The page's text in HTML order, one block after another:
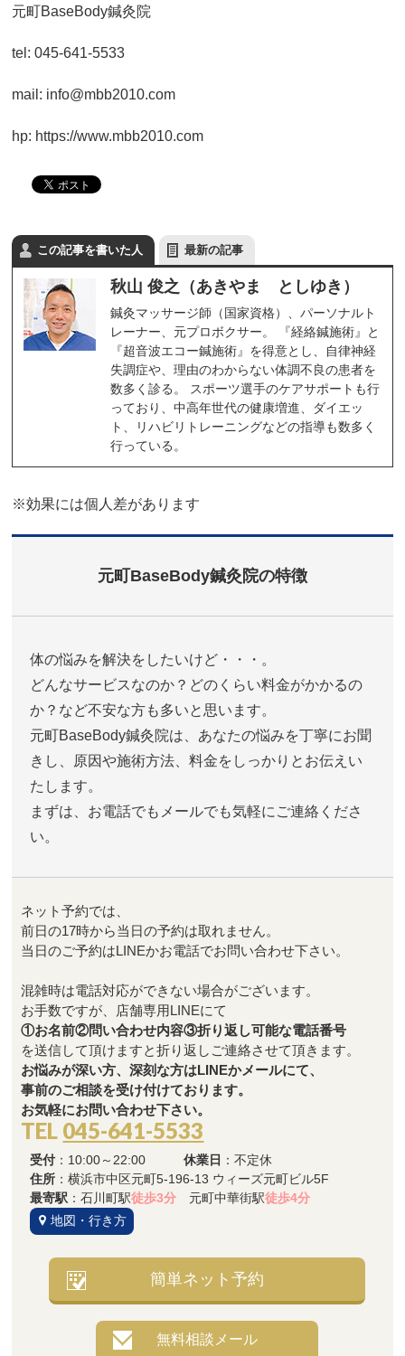
元町BaseBody鍼灸院
tel: 045-641-5533
mail: info@mbb2010.com
hp: https://www.mbb2010.com
この記事を書いた人 最新の記事
秋山 俊之（あきやま としゆき）
鍼灸マッサージ師（国家資格）、パーソナルト
レーナー、元プロボクサー。 『経絡鍼施術』と
『超音波エコー鍼施術』を得意とし、自律神経
失調症や、理由のわからない体調不良の患者を
数多く診る。 スポーツ選手のケアサポートも行
っており、中高年世代の健康増進、ダイエッ
ト、リハビリトレーニングなどの指導も数多く
行っている。
※効果には個人差があります
元町BaseBody鍼灸院の特徴
体の悩みを解決をしたいけど・・・。
どんなサービスなのか？どのくらい料金がかかるの
か？など不安な方も多いと思います。
元町BaseBody鍼灸院は、あなたの悩みを丁寧にお聞
きし、原因や施術方法、料金をしっかりとお伝えい
たします。
まずは、お電話でもメールでも気軽にご連絡くださ
い。
ネット予約では、
前日の17時から当日の予約は取れません。
当日のご予約はLINEかお電話でお問い合わせ下さい。
混雑時は電話対応ができない場合がございます。
お手数ですが、店舗専用LINEにて
①お名前②問い合わせ内容③折り返し可能な電話番号
を送信して頂けますと折り返しご連絡させて頂きます。
お悩みが深い方、深刻な方はLINEかメールにて、
事前のご相談を受け付けております。
お気軽にお問い合わせ下さい。
TEL 045-641-5533
受付 ：10:00～22:00休業日 ：不定休
住所 ：横浜市中区元町5-196-13 ウィーズ元町ビル5F
最寄駅 ：石川町駅徒歩3分 元町中華街駅徒歩4分
地図・行き方
簡単ネット予約
無料相談メール